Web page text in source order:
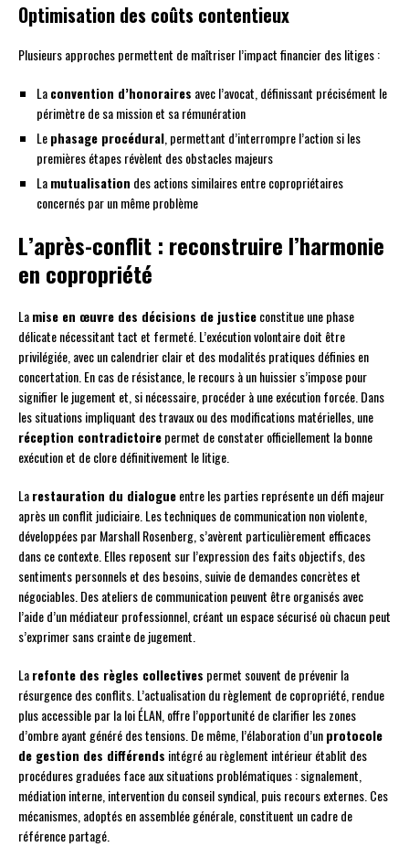
Optimisation des coûts contentieux
Plusieurs approches permettent de maîtriser l’impact financier des litiges :
Laconvention d’honoraires avec l’avocat, définissant précisément le
périmètre de sa mission et sa rémunération
Lephasage procédural, permettant d’interrompre l’action si les
premières étapes révèlent des obstacles majeurs
Lamutualisation des actions similaires entre copropriétaires
concernés par un même problème
L’après-conflit : reconstruire l’harmonie
en copropriété
Lamise en œuvre des décisions de justiceconstitue une phase
délicate nécessitant tact et fermeté. L’exécution volontaire doit être
privilégiée, avec un calendrier clair et des modalités pratiques définies en
concertation. En cas de résistance, le recours à un huissier s’impose pour
signifier le jugement et, si nécessaire, procéder à une exécution forcée. Dans
les situations impliquant des travaux ou des modifications matérielles, une
réception contradictoirepermet de constater officiellement la bonne
exécution et de clore définitivement le litige.
Larestauration du dialogueentre les parties représente un défi majeur
après un conflit judiciaire. Les techniques de communication non violente,
développées par Marshall Rosenberg, s’avèrent particulièrement efficaces
dans ce contexte. Elles reposent sur l’expression des faits objectifs, des
sentiments personnels et des besoins, suivie de demandes concrètes et
négociables. Des ateliers de communication peuvent être organisés avec
l’aide d’un médiateur professionnel, créant un espace sécurisé où chacun peut
s’exprimer sans crainte de jugement.
Larefonte des règles collectives permet souvent de prévenir la
résurgence des conflits. L’actualisation du règlement de copropriété, rendue
plus accessible par la loi ÉLAN, offre l’opportunité de clarifier les zones
d’ombre ayant généré des tensions. De même, l’élaboration d’unprotocole
de gestion des différends intégré au règlement intérieur établit des
procédures graduées face aux situations problématiques : signalement,
médiation interne, intervention du conseil syndical, puis recours externes. Ces
mécanismes, adoptés en assemblée générale, constituent un cadre de
référence partagé.